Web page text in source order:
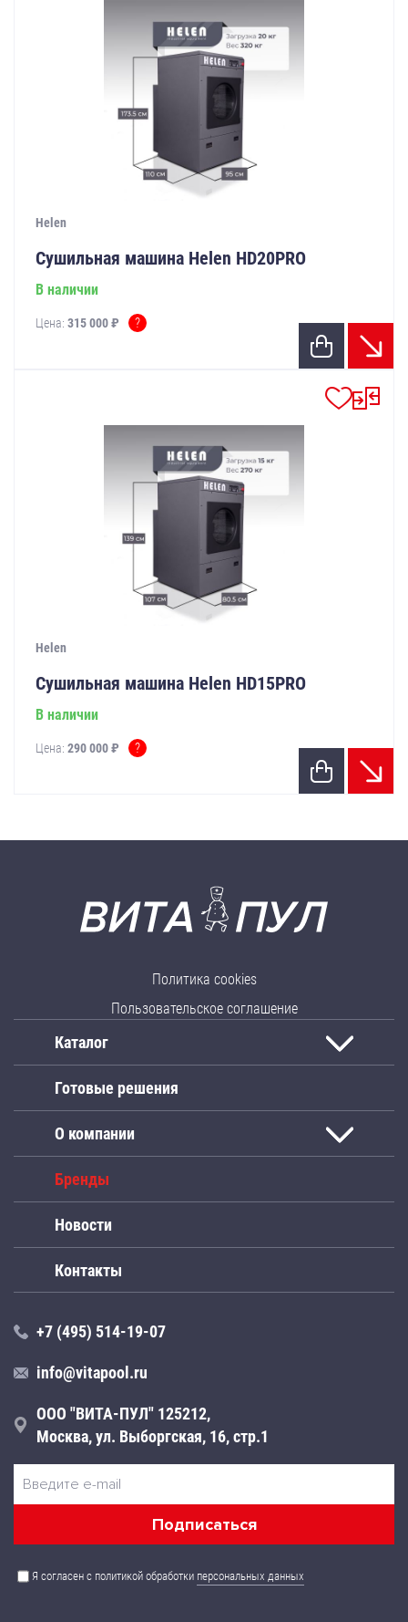
Helen
Сушильная машина Helen HD20PRO
В наличии
Цена: 315 000 ₽ ?
Helen
Сушильная машина Helen HD15PRO
В наличии
Цена: 290 000 ₽ ?
Политика cookies
Пользовательское соглашение
Каталог
Готовые решения
О компании
Бренды
Новости
Контакты
+7 (495) 514-19-07
info@vitapool.ru
ООО "ВИТА-ПУЛ" 125212,
Москва, ул. Выборгская, 16, стр.1
Я согласен с политикой обработки персональных данных